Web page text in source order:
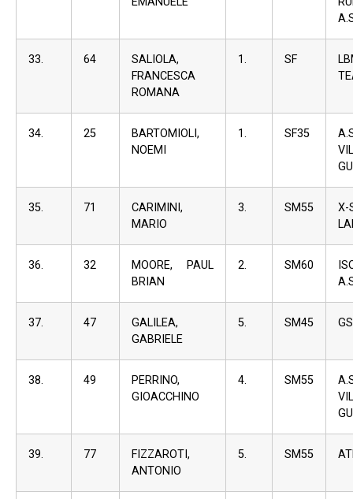
33. 64
SALIOLA,
FRANCESCA
ROMANA
1. SF
34. 25
BARTOMIOLI,
NOEMI
1. SF35
35. 71
CARIMINI,
MARIO
3. SM55
X-
36. 32
MOORE, PAUL
BRIAN
2. SM60
37. 47
GALILEA,
GABRIELE
5. SM45
38. 49
PERRINO,
GIOACCHINO
4. SM55
39. 77
FIZZAROTI,
ANTONIO
5. SM55